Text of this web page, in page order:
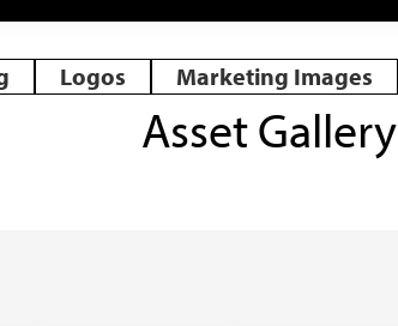
Logos Marketing Images
Asset Gallery